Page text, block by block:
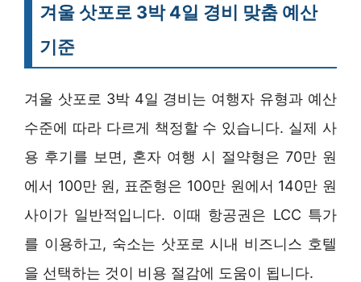
겨울 삿포로 3박 4일 경비 맞춤 예산
기준
겨울 삿포로 3박 4일 경비는 여행자 유형과 예산
수준에 따라 다르게 책정할 수 있습니다. 실제 사
용 후기를 보면, 혼자 여행 시 절약형은 70만 원
에서 100만 원, 표준형은 100만 원에서 140만 원
사이가 일반적입니다. 이때 항공권은 LCC 특가
를 이용하고, 숙소는 삿포로 시내 비즈니스 호텔
을 선택하는 것이 비용 절감에 도움이 됩니다.